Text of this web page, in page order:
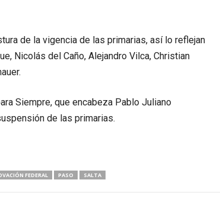
de la vigencia de las primarias, así lo reflejan
Nicolás del Caño, Alejandro Vilca, Christian
Siempre, que encabeza Pablo Juliano
de las primarias.
FEDERAL PASO SALTA